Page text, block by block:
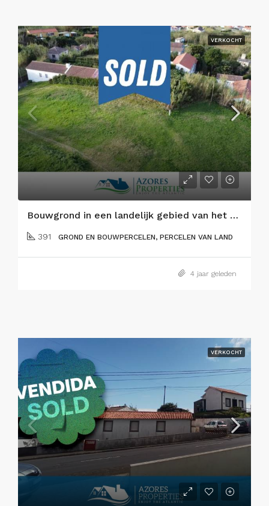
VERKOCHT
Bouwgrond in een landelijk gebied van het eiland Faial
391 GROND EN BOUWPERCELEN, PERCELEN VAN LAND
4 jaar geleden
VERKOCHT